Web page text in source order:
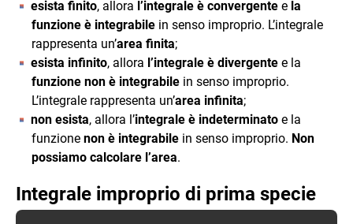
esista finito, allora l’integrale è convergente e la
funzione è integrabile in senso improprio. L’integrale
rappresenta un’area finita;
esista infinito, allora l’integrale è divergente e la
funzione non è integrabile in senso improprio.
L’integrale rappresenta un’area infinita;
non esista, allora l’integrale è indeterminato e la
funzione non è integrabile in senso improprio. Non
possiamo calcolare l’area.
Integrale improprio di prima specie